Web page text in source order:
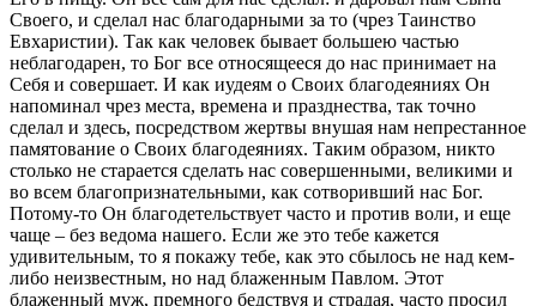
Своего, и сделал нас благодарными за то (чрез Таинство
Евхаристии). Так как человек бывает большею частью
неблагодарен, то Бог все относящееся до нас принимает на
Себя и совершает. И как иудеям о Своих благодеяниях Он
напоминал чрез места, времена и празднества, так точно
сделал и здесь, посредством жертвы внушая нам непрестанное
памятование о Своих благодеяниях. Таким образом, никто
столько не старается сделать нас совершенными, великими и
во всем благопризнательными, как сотворивший нас Бог.
Потому-то Он благодетельствует часто и против воли, и еще
чаще – без ведома нашего. Если же это тебе кажется
удивительным, то я покажу тебе, как это сбылось не над кем-
либо неизвестным, но над блаженным Павлом. Этот
блаженный муж, премного бедствуя и страдая, часто просил